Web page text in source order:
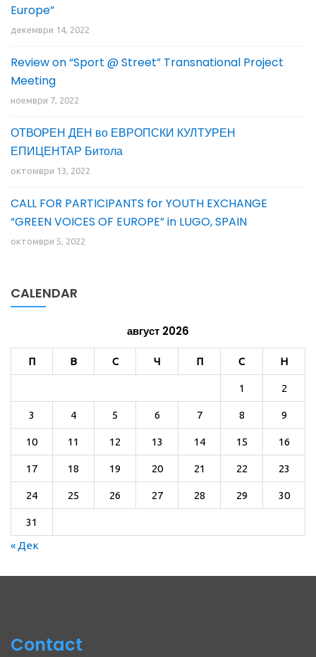
Europe”
декември 14, 2022
Review on “Sport @ Street” Transnational Project
Meeting
ноември 7, 2022
ОТВОРЕН ДЕН во ЕВРОПСКИ КУЛТУРЕН
ЕПИЦЕНТАР Битола
октомври 13, 2022
CALL FOR PARTICIPANTS for YOUTH EXCHANGE
“GREEN VOICES OF EUROPE” in LUGO, SPAIN
октомври 5, 2022
CALENDAR
август 2026
П В С Ч П С Н
1 2
3 4 5 6 7 8 9
10 11 12 13 14 15 16
17 18 19 20 21 22 23
24 25 26 27 28 29 30
31
« Дек
Contact